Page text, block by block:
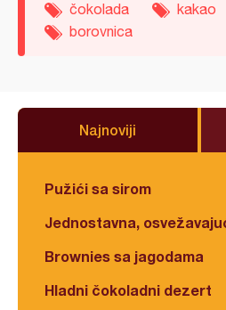
čokolada kakao
borovnica
Najnoviji
Pužići sa sirom
Jednostavna,
Brownies sa jagodama
Hladni čokoladni dezert